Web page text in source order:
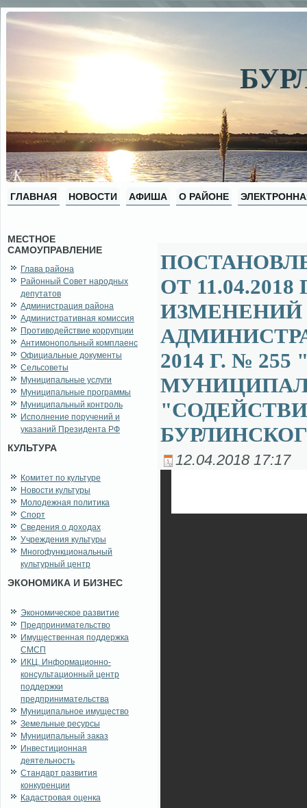
ГЛАВНАЯ НОВОСТИ АФИША О РАЙОНЕ
МЕСТНОЕ
САМОУПРАВЛЕНИЕ
Глава района
Районный Совет народных
депутатов
Администрация района
Административная комиссия
Противодействие коррупции
Антимонопольный комплаенс
Официальные документы
Сельсоветы
Муниципальные услуги
Муниципальные программы
Муниципальный контроль
Исполнение поручений и
указаний Президента РФ
КУЛЬТУРА
Комитет по культуре
Новости культуры
Молодежная политика
Спорт
Сведения о доходах
Учреждения культуры
Многофункциональный
культурный центр
ЭКОНОМИКА И БИЗНЕС
Экономическое развитие
Предпринимательство
Имущественная поддержка
СМСП
ИКЦ. Информационно-
консультационный центр
поддержки
предпринимательства
Муниципальное имущество
Земельные ресурсы
Муниципальный заказ
Инвестиционная
деятельность
Стандарт развития
конкуренции
Кадастровая оценка
ОТ
ИЗМЕНЕНИЙ
2014 Г. №
12.04.2018 17:17